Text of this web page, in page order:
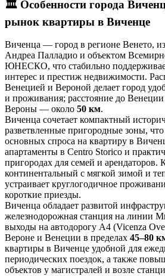
🏛️ Особенности города
рынок квартиры в Виченце
Виченца — город в регионе Венето,
Андреа Палладио и объектом
ЮНЕСКО, что стабильно
интерес и престиж недвижимости.
Венецией и Вероной делает город
и проживания; расстояние до Венеции
Вероны — около 50 км.
Виченца сочетает компактный
разветвленные пригородные зоны,
основных спроса на квартиру в
апартаменты в Centro Storico и
пригородах для семей и арендаторов.
континентальный с мягкой зимой и
устраивает круглогодичное
короткие приезды.
Виченца обладает развитой
железнодорожная станция на линии
выходы на автодорогу A4 (Vicenza
Вероне и Венеции в пределах 45–80
квартиры в Виченце удобной для
периодических поездок, а также
объектов у магистралей и возле